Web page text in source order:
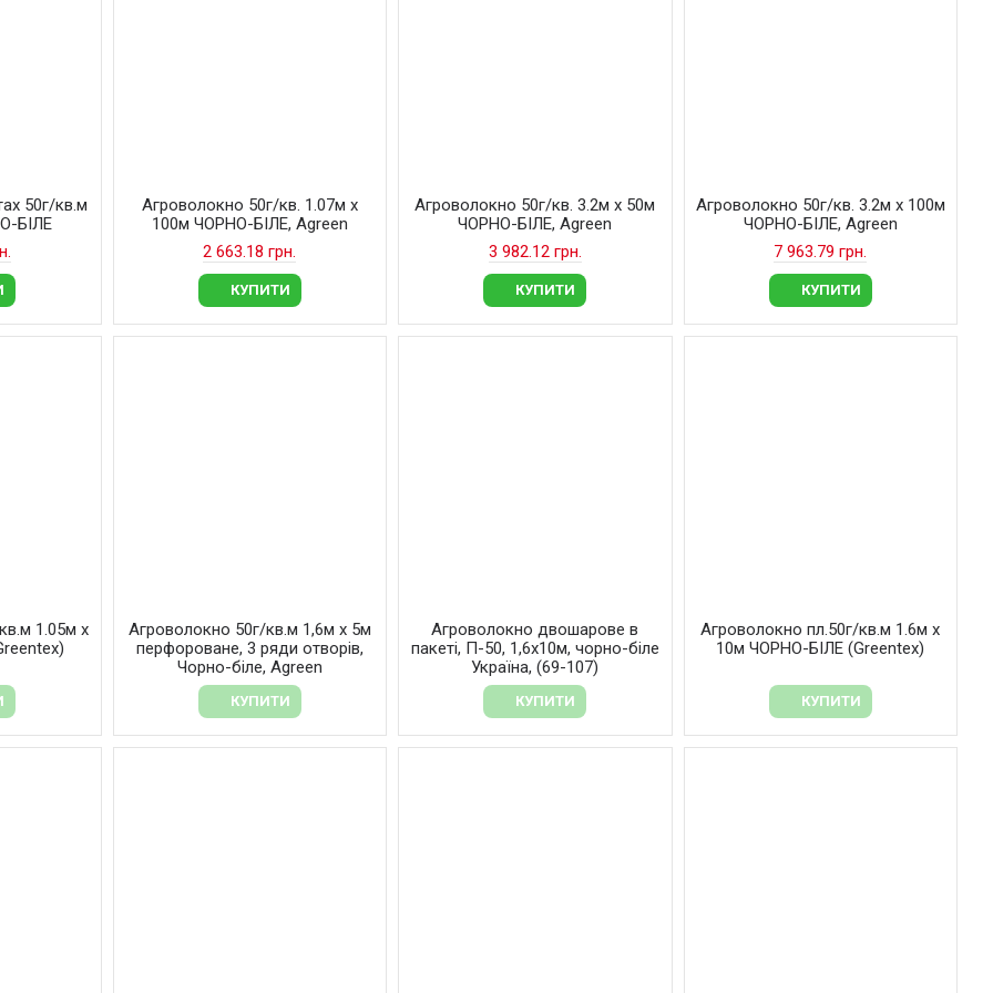
50г/кв.м
БІЛЕ
Агроволокно 50г/кв. 1.07м х
100м ЧОРНО-БІЛЕ, Agreen
2 663.18 грн.
КУПИТИ
Агроволокно 50г/кв. 3.2м х 50м
ЧОРНО-БІЛЕ, Agreen
3 982.12 грн.
КУПИТИ
Агроволокно 50г/кв. 3.2м х 100м
ЧОРНО-БІЛЕ, Agreen
7 963.79 грн.
КУПИТИ
1.05м х
Агроволокно 50г/кв.м 1,6м х 5м
перфороване, 3 ряди отворів,
Чорно-біле, Agreen
КУПИТИ
Агроволокно двошарове в
пакеті, П-50, 1,6х10м, чорно-біле
Україна, (69-107)
КУПИТИ
Агроволокно пл.50г/кв.м 1.6м х
10м ЧОРНО-БІЛЕ (Greentex)
КУПИТИ